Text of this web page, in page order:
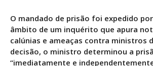
O mandado de prisão foi expedido
âmbito de um inquérito que apura
calúnias e ameaças contra ministros
decisão, o ministro determinou a
“imediatamente e